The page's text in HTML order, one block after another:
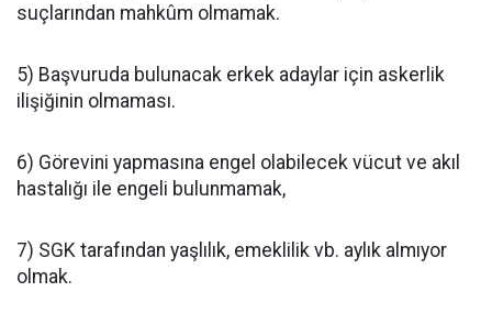
suçlarından mahkûm olmamak.
5) Başvuruda bulunacak erkek adaylar için askerlik
ilişiğinin olmaması.
6) Görevini yapmasına engel olabilecek vücut ve akıl
hastalığı ile engeli bulunmamak,
7) SGK tarafından yaşlılık, emeklilik vb. aylık almıyor
olmak.